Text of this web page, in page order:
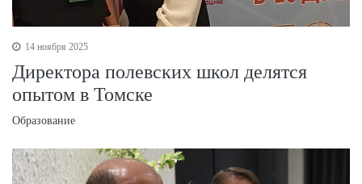
14 ноября 2025
Директора полевских школ делятся
опытом в Томске
Образование